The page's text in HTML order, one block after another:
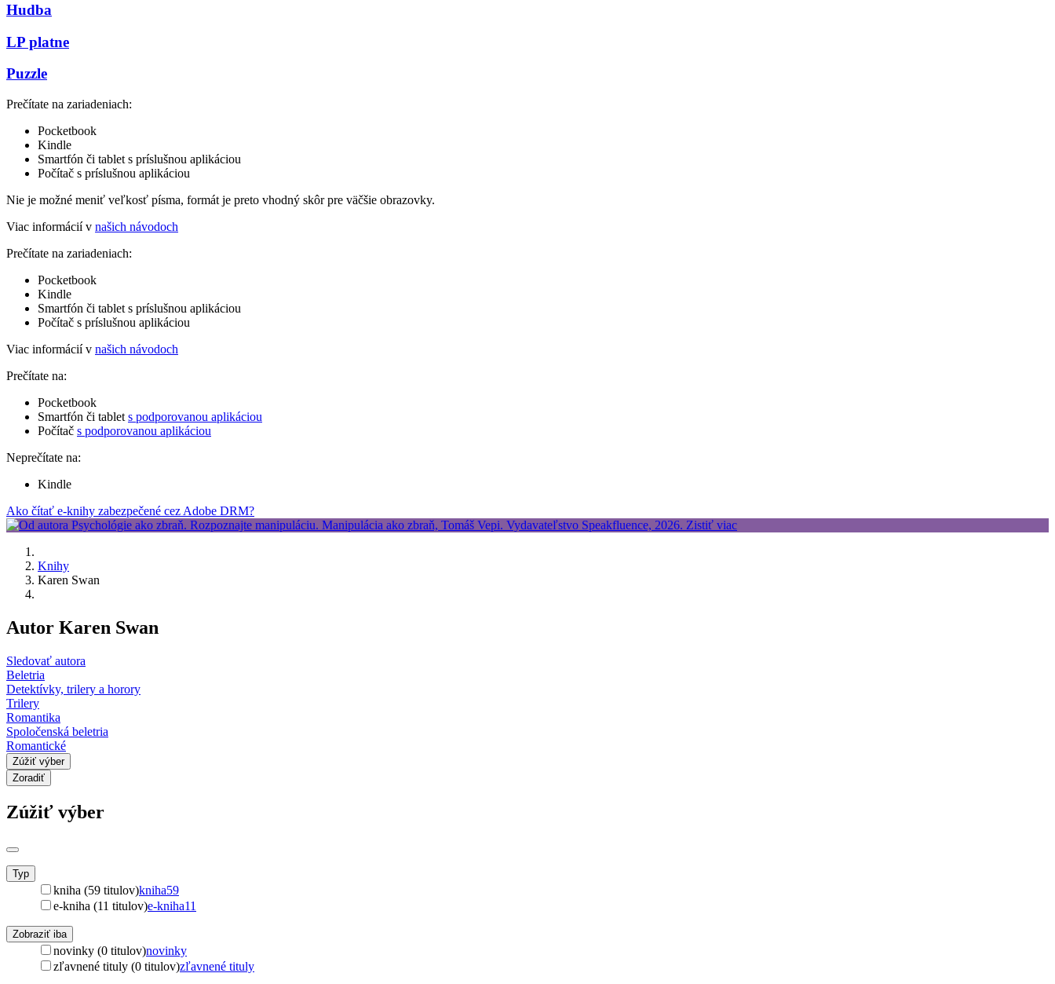
Hudba
LP platne
Puzzle
Prečítate na zariadeniach:
Pocketbook
Kindle
Smartfón či tablet s príslušnou aplikáciou
Počítač s príslušnou aplikáciou
Nie je možné meniť veľkosť písma, formát je preto vhodný skôr pre väčšie obrazovky.
Viac informácií v našich návodoch
Prečítate na zariadeniach:
Pocketbook
Kindle
Smartfón či tablet s príslušnou aplikáciou
Počítač s príslušnou aplikáciou
Viac informácií v našich návodoch
Prečítate na:
Pocketbook
Smartfón či tablet s podporovanou aplikáciou
Počítač s podporovanou aplikáciou
Neprečítate na:
Kindle
Ako čítať e-knihy zabezpečené cez Adobe DRM?
Knihy
Karen Swan
Autor Karen Swan
Sledovať autora
Beletria
Detektívky, trilery a horory
Trilery
Romantika
Spoločenská beletria
Romantické
Zúžiť výber
Zoradiť
Zúžiť výber
Typ
kniha (59 titulov)kniha59
e-kniha (11 titulov)e-kniha11
Zobraziť iba
novinky (0 titulov)novinky
zľavnené tituly (0 titulov)zľavnené tituly